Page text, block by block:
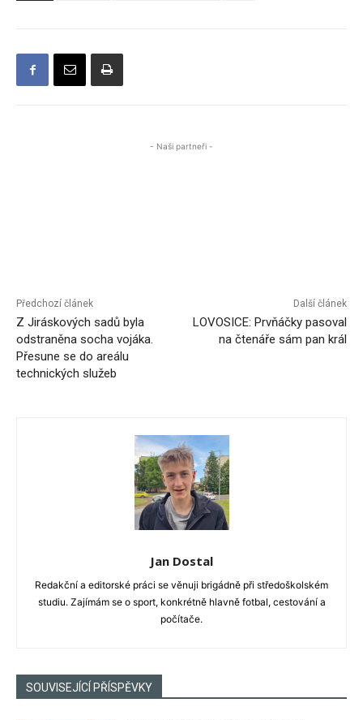
- Naši partneři -
Předchozí článek
Z Jiráskových sadů byla
odstraněna socha vojáka.
Přesune se do areálu
technických služeb
Další článek
LOVOSICE: Prvňáčky pasoval
na čtenáře sám pan král
Jan Dostal
Redakční a editorské práci se věnuji brigádně při středoškolském
studiu. Zajímám se o sport, konkrétně hlavně fotbal, cestování a
počítače.
SOUVISEJÍCÍ PŘÍSPĚVKY